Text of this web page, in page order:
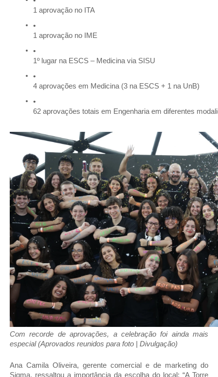
1 aprovação no ITA
1 aprovação no IME
1º lugar na ESCS – Medicina via SISU
4 aprovações em Medicina (3 na ESCS + 1 na UnB)
62 aprovações totais em Engenharia em diferentes
Com recorde de aprovações, a celebração foi ainda mais
especial (Aprovados reunidos para foto | Divulgação)
Ana Camila Oliveira, gerente comercial e de marketing do
Sigma, ressaltou a importância da escolha do local: “A Torre